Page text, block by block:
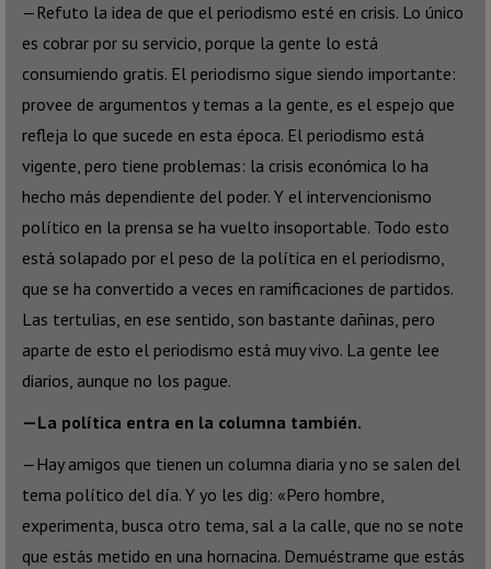
—Refuto la idea de que el periodismo esté en crisis. Lo único
es cobrar por su servicio, porque la gente lo está
consumiendo gratis. El periodismo sigue siendo importante:
provee de argumentos y temas a la gente, es el espejo que
refleja lo que sucede en esta época. El periodismo está
vigente, pero tiene problemas: la crisis económica lo ha
hecho más dependiente del poder. Y el intervencionismo
político en la prensa se ha vuelto insoportable. Todo esto
está solapado por el peso de la política en el periodismo,
que se ha convertido a veces en ramificaciones de partidos.
Las tertulias, en ese sentido, son bastante dañinas, pero
aparte de esto el periodismo está muy vivo. La gente lee
diarios, aunque no los pague.
—La política entra en la columna también.
—Hay amigos que tienen un columna diaria y no se salen del
tema político del día. Y yo les dig: «Pero hombre,
experimenta, busca otro tema, sal a la calle, que no se note
que estás metido en una hornacina. Demuéstrame que estás